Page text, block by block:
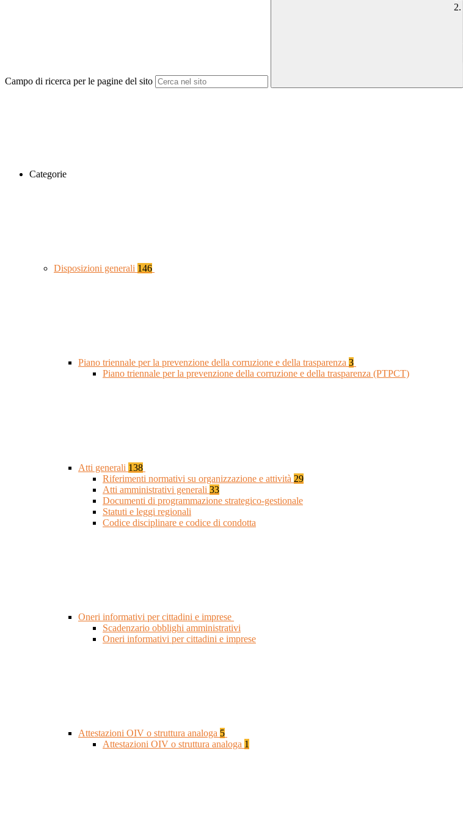
Campo di ricerca per le pagine del sito
Categorie
Disposizioni generali 146
Piano triennale per la prevenzione della corruzione e della trasparenza 3
Piano triennale per la prevenzione della corruzione e della trasparenza (PTPCT)
Atti generali 138
Riferimenti normativi su organizzazione e attività 29
Atti amministrativi generali 33
Documenti di programmazione strategico-gestionale
Statuti e leggi regionali
Codice disciplinare e codice di condotta
Oneri informativi per cittadini e imprese
Scadenzario obblighi amministrativi
Oneri informativi per cittadini e imprese
Attestazioni OIV o struttura analoga 5
Attestazioni OIV o struttura analoga 1